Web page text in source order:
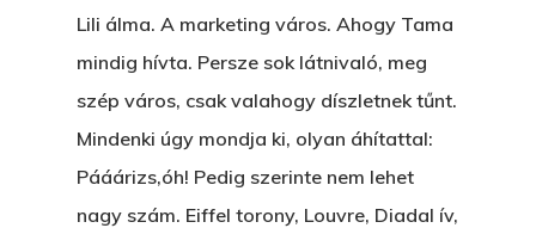
Lili álma. A marketing város. Ahogy Tama
mindig hívta. Persze sok látnivaló, meg
szép város, csak valahogy díszletnek tűnt.
Mindenki úgy mondja ki, olyan áhítattal:
Pááárizs,óh! Pedig szerinte nem lehet
nagy szám. Eiffel torony, Louvre, Diadal ív,